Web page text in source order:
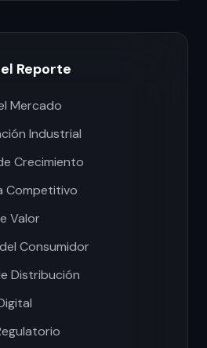
Reporte
Mercado
Industrial
Crecimiento
Competitivo
Valor
Consumidor
Distribución